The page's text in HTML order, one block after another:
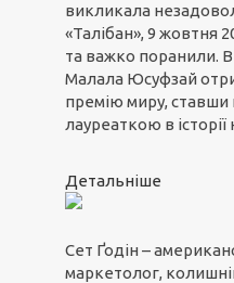
викликала
«Талібан», 9 жовтня
та важко поранили.
Малала Юсуфзай
премію миру,
лауреаткою в
Детальніше
Сет Ґодін –
маркетолог,